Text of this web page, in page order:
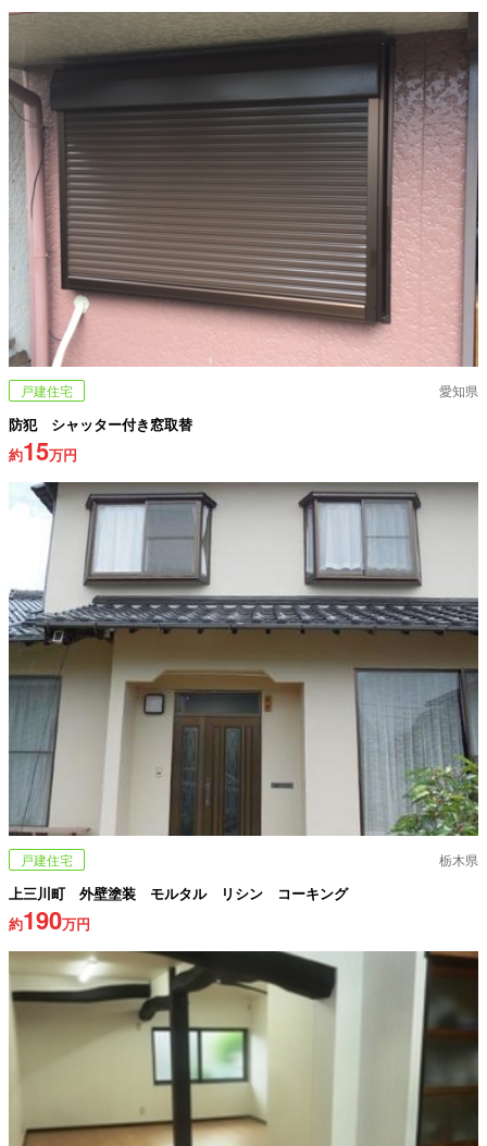
戸建住宅 愛知県
防犯 シャッター付き窓取替
約15万円
戸建住宅 栃木県
上三川町 外壁塗装 モルタル リシン コーキング
約190万円